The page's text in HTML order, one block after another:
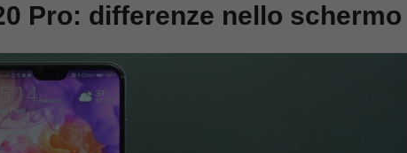
Pro: differenze nello schermo